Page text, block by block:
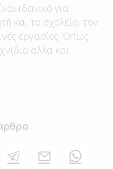
ιδανικό για
και το σχολείο, τον
εργασίες. Όπως
αλλα και